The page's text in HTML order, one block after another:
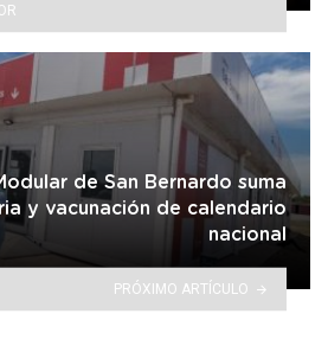
de San Bernardo suma
y vacunación de calendario
nacional
PRÓXIMO ARTÍCULO